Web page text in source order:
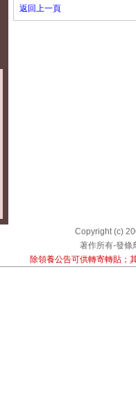
返回上一頁
Copyright (c)
著作所有-發條
除領養公告可供轉寄轉貼；